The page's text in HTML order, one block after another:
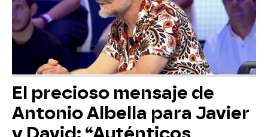
El precioso mensaje de
Antonio Albella para Javier